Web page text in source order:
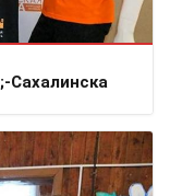
Сахалинска